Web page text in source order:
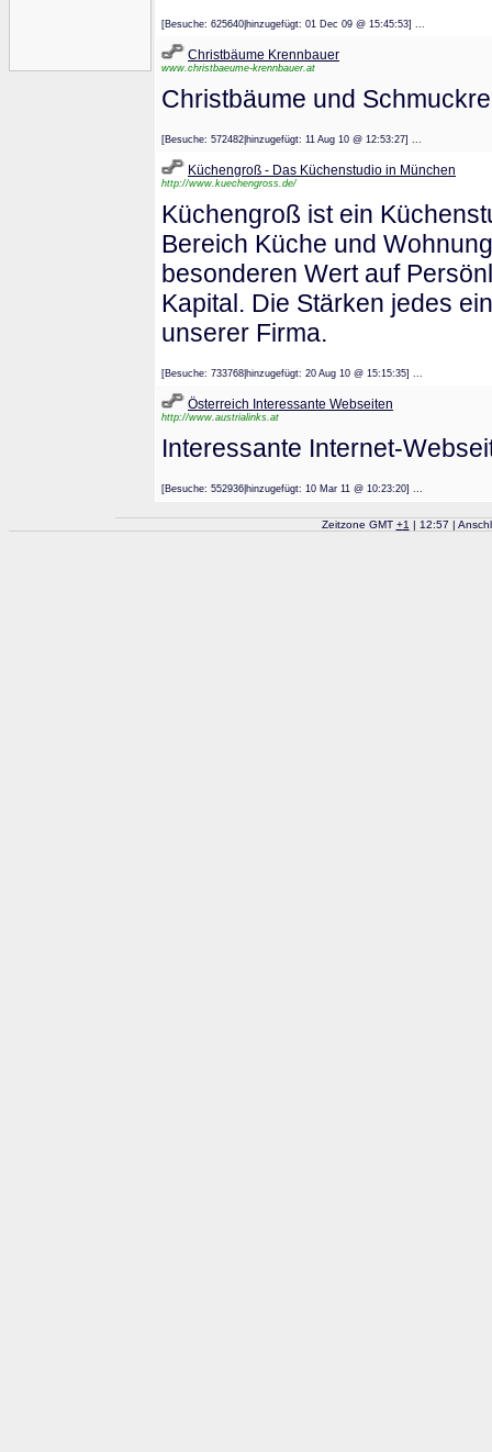
[Besuche: 625640|hinzugefügt: 01 Dec 09 @ 15:45:53] ...
Christbäume Krennbauer
www.christbaeume-krennbauer.at
Christbäume und
[Besuche: 572482|hinzugefügt: 11 Aug 10 @ 12:53:27] ...
Küchengroß - Das Küchenstudio in München
http://www.kuechengross.de/
Küchengroß ist ein
Bereich Küche und
besonderen Wert auf
Kapital. Die Stärken jedes
unserer Firma.
[Besuche: 733768|hinzugefügt: 20 Aug 10 @ 15:15:35] ...
Österreich Interessante Webseiten
http://www.austrialinks.at
Interessante Internet-
[Besuche: 552936|hinzugefügt: 10 Mar 11 @ 10:23:20] ...
Zeitzone GMT +1 | 12:57 |